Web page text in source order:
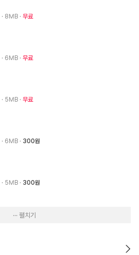
· 8MB 무료
· 6MB 무료
· 5MB 무료
· 6MB 300원
· 5MB 300원
··· 펼치기